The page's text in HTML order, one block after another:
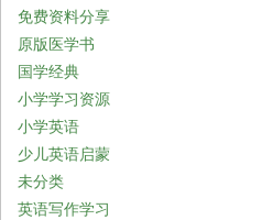
免费资料分享
原版医学书
国学经典
小学学习资源
小学英语
少儿英语启蒙
未分类
英语写作学习